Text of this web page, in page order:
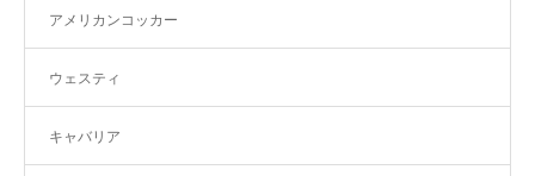
アメリカンコッカー
ウェスティ
キャバリア